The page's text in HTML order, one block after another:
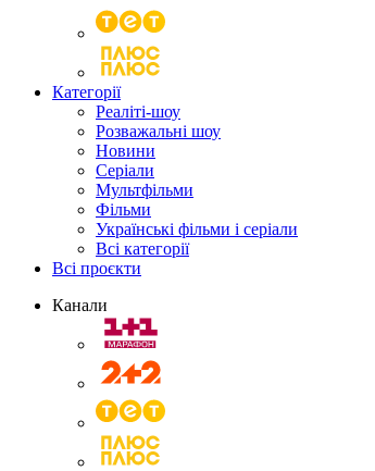
Категорії
Реаліті-шоу
Розважальні шоу
Новини
Серіали
Мультфільми
Фільми
Українські фільми і серіали
Всі категорії
Всі проєкти
Канали